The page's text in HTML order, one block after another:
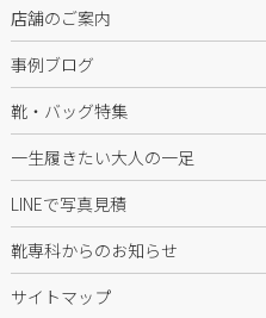
店舗のご案内
事例ブログ
靴・バッグ特集
一生履きたい大人の一足
LINEで写真見積
靴専科からのお知らせ
サイトマップ